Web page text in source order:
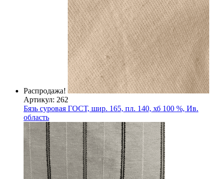
Распродажа!
Артикул: 262
Бязь суровая ГОСТ, шир. 165, пл. 140, хб 100 %, Ив.
область